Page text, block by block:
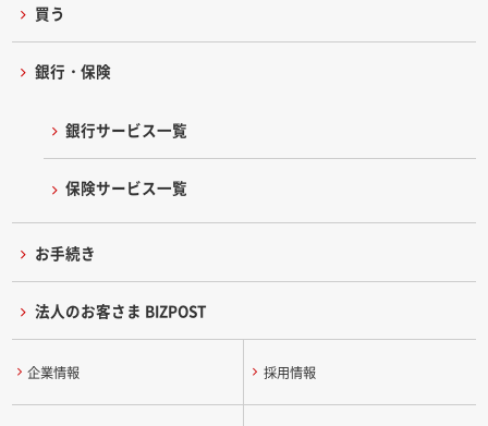
買う
銀行・保険
銀行サービス一覧
保険サービス一覧
お手続き
法人のお客さま BIZPOST
企業情報 採用情報